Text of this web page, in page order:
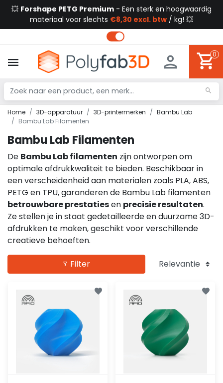
💥 Forshape PETG Premium - Een sterk en hoogwaardig
materiaal voor slechts €8,30 excl. btw / kg! 💥
0
Home 3D-apparatuur 3D-printermerken
Bambu Lab
Bambu Lab Filamenten
Bambu Lab Filamenten
De Bambu Lab filamenten zijn ontworpen om
optimale afdrukkwaliteit te bieden. Beschikbaar in
een verscheidenheid aan materialen zoals PLA, ABS,
PETG en TPU, garanderen de Bambu Lab filamenten
betrouwbare prestatiesen precisie resultaten.
Ze stellen je in staat gedetailleerde en duurzame 3D-
afdrukken te maken, geschikt voor verschillende
creatieve behoeften.
Filter